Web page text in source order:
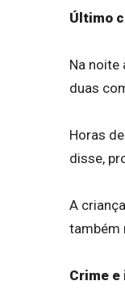
Último
Na noite
duas
Horas
disse,
A
também
Crime